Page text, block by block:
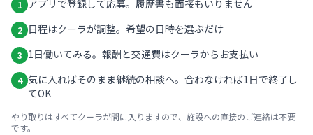
1 アプリで登録して応募。履歴書も面接もいりません
2 日程はクーラが調整。希望の日時を選ぶだけ
3 1日働いてみる。報酬と交通費はクーラからお支払い
4 気に入ればそのまま継続の相談へ。合わなければ1日で終了し
てOK
やり取りはすべてクーラが間に入りますので、施設への直接のご連絡は不要
です。